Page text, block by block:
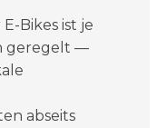
Bikes ist je
geregelt —
abseits